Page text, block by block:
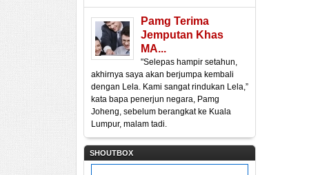
Pamg Terima
Jemputan Khas
MA...
"Selepas hampir setahun,
akhirnya saya akan berjumpa kembali
dengan Lela. Kami sangat rindukan Lela,”
kata bapa penerjun negara, Pamg
Joheng, sebelum berangkat ke Kuala
Lumpur, malam tadi.
SHOUTBOX